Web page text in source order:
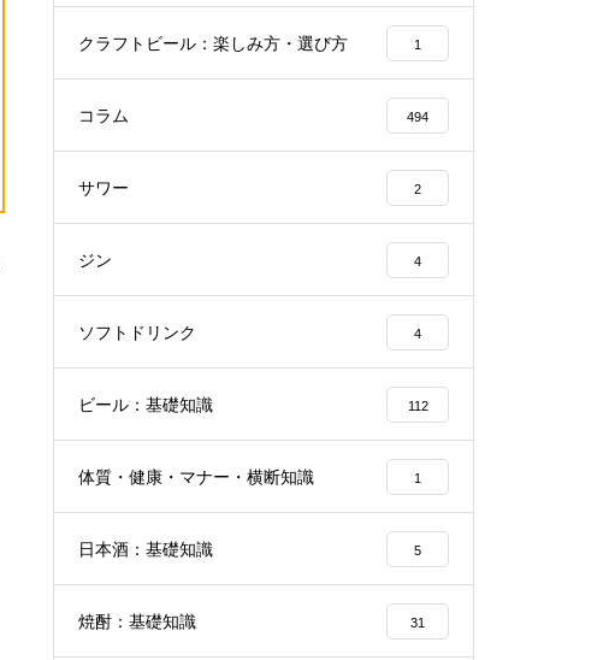
クラフトビール：楽しみ方・選び方 1
コラム 494
サワー 2
ジン 4
ソフトドリンク 4
ビール：基礎知識 112
体質・健康・マナー・横断知識 1
日本酒：基礎知識 5
焼酎：基礎知識 31